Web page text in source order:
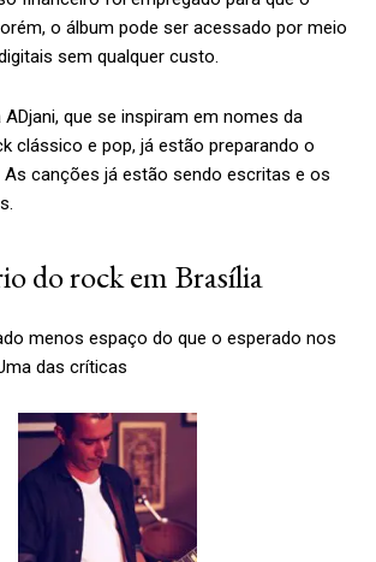
o álbum pode ser acessado por meio
sem qualquer custo.
que se inspiram em nomes da
clássico e pop, já estão preparando o
canções já estão sendo escritas e os
do rock em Brasília
menos espaço do que o esperado nos
das críticas